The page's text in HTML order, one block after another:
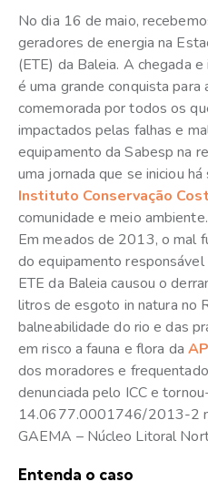
No dia 16 de maio,
geradores de energia na
(ETE) da Baleia. A chegada
é uma grande conquista para
comemorada por todos os
impactados pelas falhas e
equipamento da Sabesp na
uma jornada que se iniciou
Instituto Conservação
comunidade e meio ambiente.
Em meados de 2013, o mal
do equipamento
ETE da Baleia causou o
litros de esgoto in natura no
balneabilidade do rio e das
em risco a fauna e flora da
dos moradores e
denunciada pelo ICC e
14.0677.0001746/2013-2
GAEMA – Núcleo Litoral
Entenda o caso